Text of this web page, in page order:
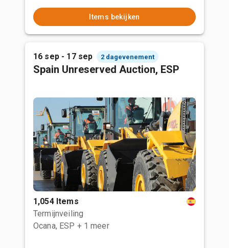
Items bekijken
16 sep - 17 sep 2 dagevenement
Spain Unreserved Auction, ESP
1,054 Items
Termijnveiling
Ocana, ESP + 1 meer